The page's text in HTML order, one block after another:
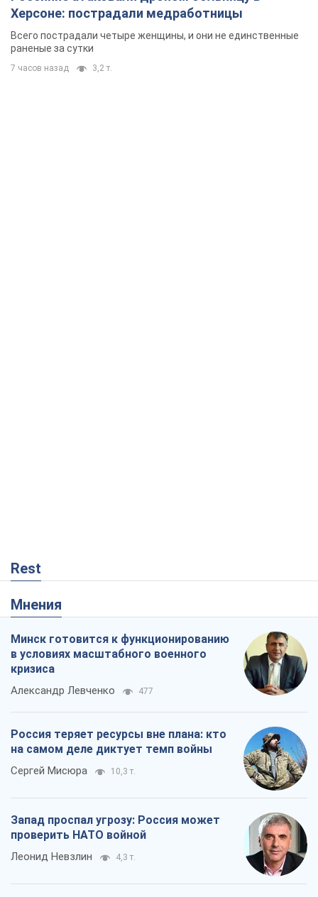
Херсоне: пострадали медработницы
Всего пострадали четыре женщины, и они не единственные
раненые за сутки
7 часов назад 3,2 т.
Rest
Мнения
Минск готовится к функционированию
в условиях масштабного военного
кризиса
Александр Левченко 477
Россия теряет ресурсы вне плана: кто
на самом деле диктует темп войны
Сергей Мисюра 10,3 т.
Запад проспал угрозу: Россия может
проверить НАТО войной
Леонид Невзлин 4,3 т.